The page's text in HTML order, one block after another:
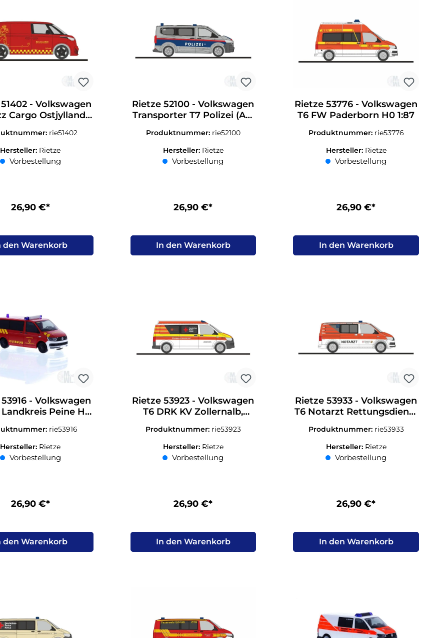
- Volkswagen
Cargo Ostjyllands
rie51402
Hersteller: Rietze
Vorbestellung
26,90 €*
den Warenkorb
Rietze 52100 - Volkswagen
Transporter T7 Polizei (AT)
Produktnummer: rie52100
Hersteller: Rietze
Vorbestellung
26,90 €*
In den Warenkorb
Rietze 53776 - Volkswagen
T6 FW Paderborn H0 1:87
Produktnummer: rie53776
Hersteller: Rietze
Vorbestellung
26,90 €*
In den Warenkorb
- Volkswagen
Landkreis Peine H0
rie53916
Hersteller: Rietze
Vorbestellung
26,90 €*
den Warenkorb
Rietze 53923 - Volkswagen
T6 DRK KV Zollernalb,
Produktnummer: rie53923
Hersteller: Rietze
Vorbestellung
26,90 €*
In den Warenkorb
Rietze 53933 - Volkswagen
T6 Notarzt Rettungsdienst
Produktnummer: rie53933
Hersteller: Rietze
Vorbestellung
26,90 €*
In den Warenkorb